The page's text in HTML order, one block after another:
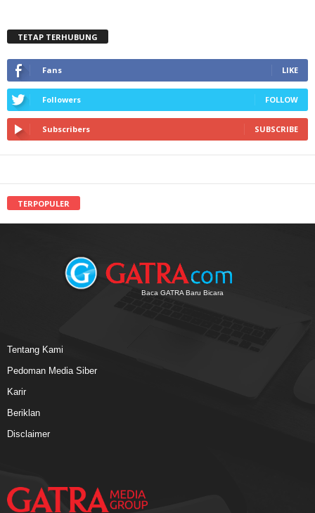
TETAP TERHUBUNG
Fans LIKE
Followers FOLLOW
Subscribers SUBSCRIBE
TERPOPULER
Baca GATRA Baru Bicara
Tentang Kami
Pedoman Media Siber
Karir
Beriklan
Disclaimer